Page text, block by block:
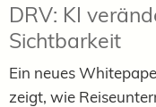
DRV: KI
Sichtbarkeit
Ein neues
zeigt, wie